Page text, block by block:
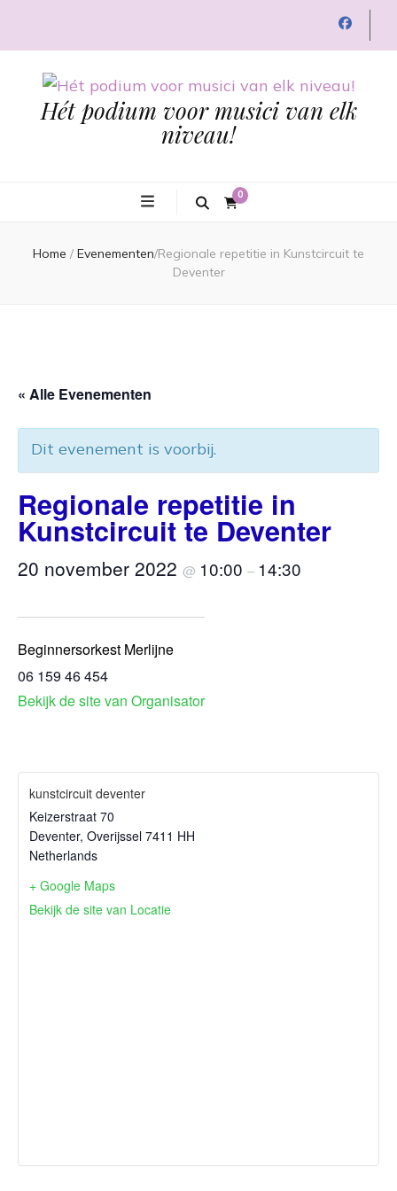
Hét podium voor musici van elk
niveau!
0
Home / Evenementen/Regionale repetitie in Kunstcircuit te
Deventer
« Alle Evenementen
Dit evenement is voorbij.
Regionale repetitie in
Kunstcircuit te Deventer
20 november 2022 @ 10:00 – 14:30
Beginnersorkest Merlijne
06 159 46 454
Bekijk de site van Organisator
kunstcircuit deventer
Keizerstraat 70
Deventer, Overijssel 7411 HH
Netherlands
+ Google Maps
Bekijk de site van Locatie